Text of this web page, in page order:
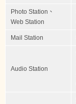
Photo Station、
Web Station
Mail Station
Audio Station